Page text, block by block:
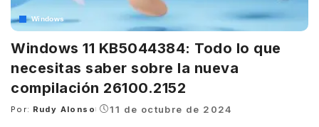
Windows
Windows 11 KB5044384: Todo lo que
necesitas saber sobre la nueva
compilación 26100.2152
Posted
Por: Rudy Alonso 11 de octubre de 2024